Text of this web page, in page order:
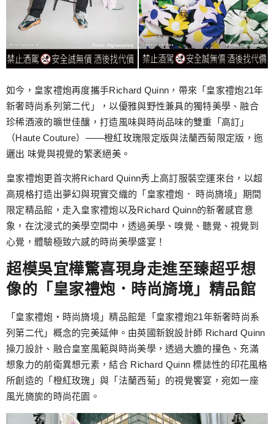
如今，皇家禮炮再度攜手Richard Quinn，帶來「皇家禮炮21年
新奢時尚系列第二代」，以優雅與野性兼具的獨特美學、融合
珍稀酒液的曠世佳釀，打造風味與時尚品味的雙重「高訂」
（Haute Couture）——橙紅玫瑰限定版與法蘭西菊限定版，迤
邐出 味覺與視覺的繁袤絕美。
皇家禮炮更首次將Richard Quinn秀上高訂服裝空運來台，以超
高規格打造出夢幻與現實交織的「皇家禮炮． 時尚旖境」期間
限定精品館，走入皇家禮炮以及Richard Quinn的新奢感官意
象，在沈浸式的美學空間中，透過美學、嗅覺、聽覺、視覺到
心覺，體驗極致六感的時尚美學盛宴！
超模吳宜樺驚喜現身走進至臻超乎想
像的「皇家禮炮．時尚旖境」精品館
「皇家禮炮・時尚旖境」精品館是「皇家禮炮21年新奢時尚系
列第二代」概念的完美延伸。由英國新銳設計師 Richard Quinn
操刀設計、融合皇室風範與時尚美學，透過大膽的撞色、充滿
想象力的前衛異想元素，結合 Richard Quinn 標誌性的印花風格
所創造的「橙紅玫瑰」與「法蘭西菊」的視覺饗宴，宛如一座
風光旖旎的時尚花園。